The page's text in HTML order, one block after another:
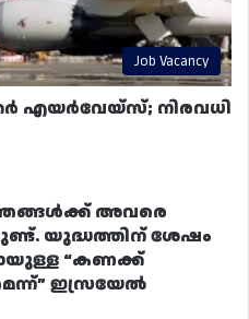
Job Vacancy
എയർവേയ്‌സ്; നിരവധി
അവരെ
യുദ്ധത്തിന് ശേഷം
“കണക്ക്
ഇസ്രയേൽ